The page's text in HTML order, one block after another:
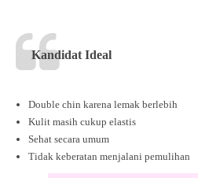
Kandidat Ideal
Double chin karena lemak berlebih
Kulit masih cukup elastis
Sehat secara umum
Tidak keberatan menjalani pemulihan